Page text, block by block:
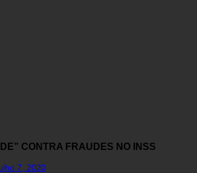
CONTRA FRAUDES NO INSS
7, 2020